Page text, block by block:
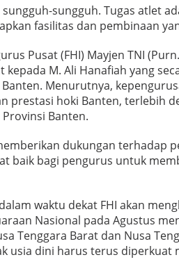
sungguh. Tugas atlet
fasilitas dan pembinaan
Pusat (FHI) Mayjen TNI
M. Ali Hanafiah yang
Menurutnya,
prestasi hoki Banten, terlebih
Banten.
dukungan terhadap
baik bagi pengurus untuk
waktu dekat FHI akan
Nasional pada Agustus
Tenggara Barat dan Nusa
usia dini harus terus diperkuat